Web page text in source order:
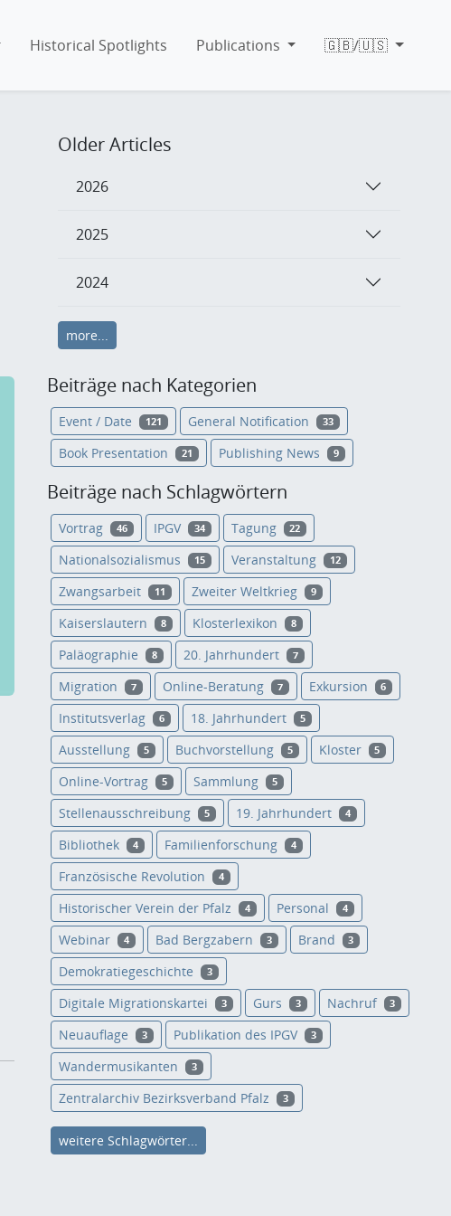
Historical Spotlights Publications 🇬🇧/🇺🇸
Older Articles
2026
2025
2024
more...
Beiträge nach Kategorien
Event / Date 121 General Notification 33
Book Presentation 21 Publishing News 9
Beiträge nach Schlagwörtern
Vortrag 46 IPGV 34 Tagung 22
Nationalsozialismus 15 Veranstaltung 12
Zwangsarbeit 11 Zweiter Weltkrieg 9
Kaiserslautern 8 Klosterlexikon 8
Paläographie 8 20. Jahrhundert 7
Migration 7 Online-Beratung 7 Exkursion 6
Institutsverlag 6 18. Jahrhundert 5
Ausstellung 5 Buchvorstellung 5 Kloster 5
Online-Vortrag 5 Sammlung 5
Stellenausschreibung 5 19. Jahrhundert 4
Bibliothek 4 Familienforschung 4
Französische Revolution 4
Historischer Verein der Pfalz 4 Personal 4
Webinar 4 Bad Bergzabern 3 Brand 3
Demokratiegeschichte 3
Digitale Migrationskartei 3 Gurs 3 Nachruf 3
Neuauflage 3 Publikation des IPGV 3
Wandermusikanten 3
Zentralarchiv Bezirksverband Pfalz 3
weitere Schlagwörter...